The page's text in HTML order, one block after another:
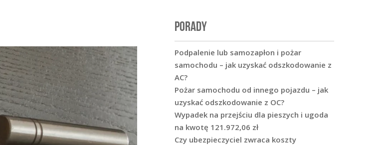
PORADY
Podpalenie lub samozapłon i pożar
samochodu – jak uzyskać odszkodowanie z
AC?
Pożar samochodu od innego pojazdu – jak
uzyskać odszkodowanie z OC?
Wypadek na przejściu dla pieszych i ugoda
na kwotę 121.972,06 zł
Czy ubezpieczyciel zwraca koszty